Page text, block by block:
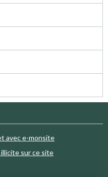
avec e-monsite
sur ce site